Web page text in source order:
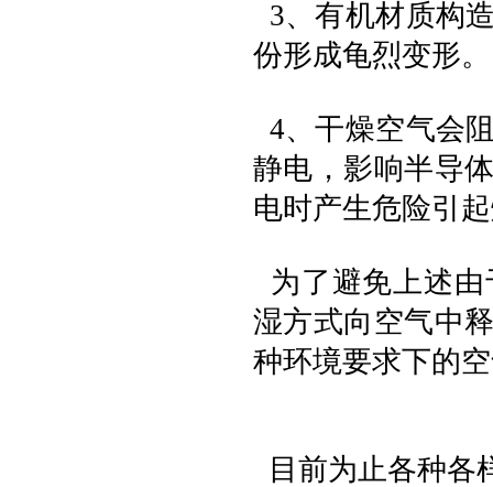
3、有机材质构
份形成龟烈变形。
4、干燥空气会
静电，影响半导
电时产生危险引
为了避免上述
湿方式向空气中
种环境要求下的
目前为止各种各